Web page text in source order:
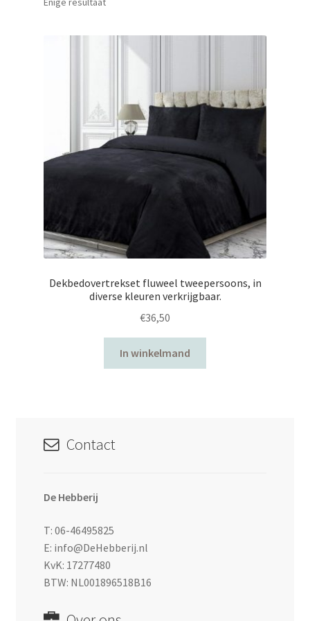
Dekbedovertrekset fluweel tweepersoons, in
diverse kleuren verkrijgbaar.
€36,50
In winkelmand
Contact
De Hebberij
T: 06-46495825
E: info@DeHebberij.nl
KvK: 17277480
BTW: NL001896518B16